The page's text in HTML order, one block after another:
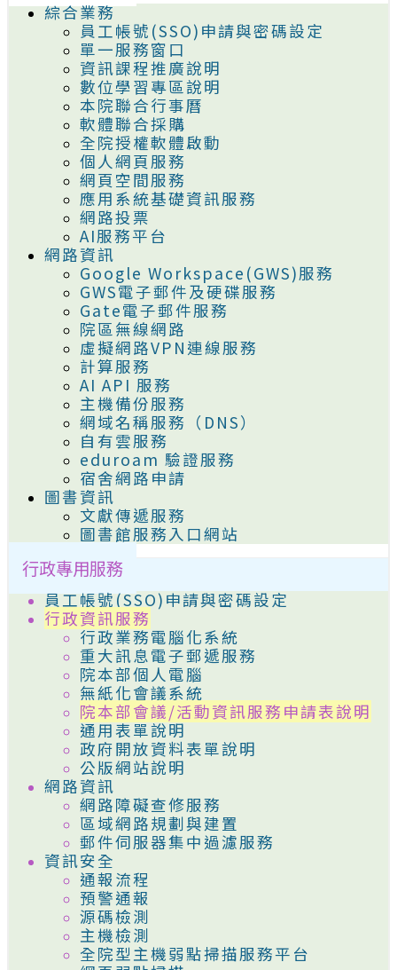
綜合業務
員工帳號(SSO)申請與密碼設定
單一服務窗口
資訊課程推廣說明
數位學習專區說明
本院聯合行事曆
軟體聯合採購
全院授權軟體啟動
個人網頁服務
網頁空間服務
應用系統基礎資訊服務
網路投票
AI服務平台
網路資訊
Google Workspace(GWS)服務
GWS電子郵件及硬碟服務
Gate電子郵件服務
院區無線網路
虛擬網路VPN連線服務
計算服務
AI API 服務
主機備份服務
網域名稱服務（DNS）
自有雲服務
eduroam 驗證服務
宿舍網路申請
圖書資訊
文獻傳遞服務
圖書館服務入口網站
行政專用服務
員工帳號(SSO)申請與密碼設定
行政資訊服務
行政業務電腦化系統
重大訊息電子郵遞服務
院本部個人電腦
無紙化會議系統
院本部會議/活動資訊服務申請表說明
通用表單說明
政府開放資料表單說明
公版網站說明
網路資訊
網路障礙查修服務
區域網路規劃與建置
郵件伺服器集中過濾服務
資訊安全
通報流程
預警通報
源碼檢測
主機檢測
全院型主機弱點掃描服務平台